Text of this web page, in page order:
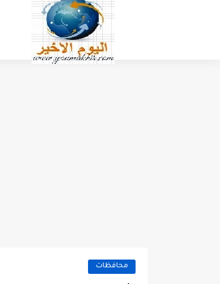
محافظات